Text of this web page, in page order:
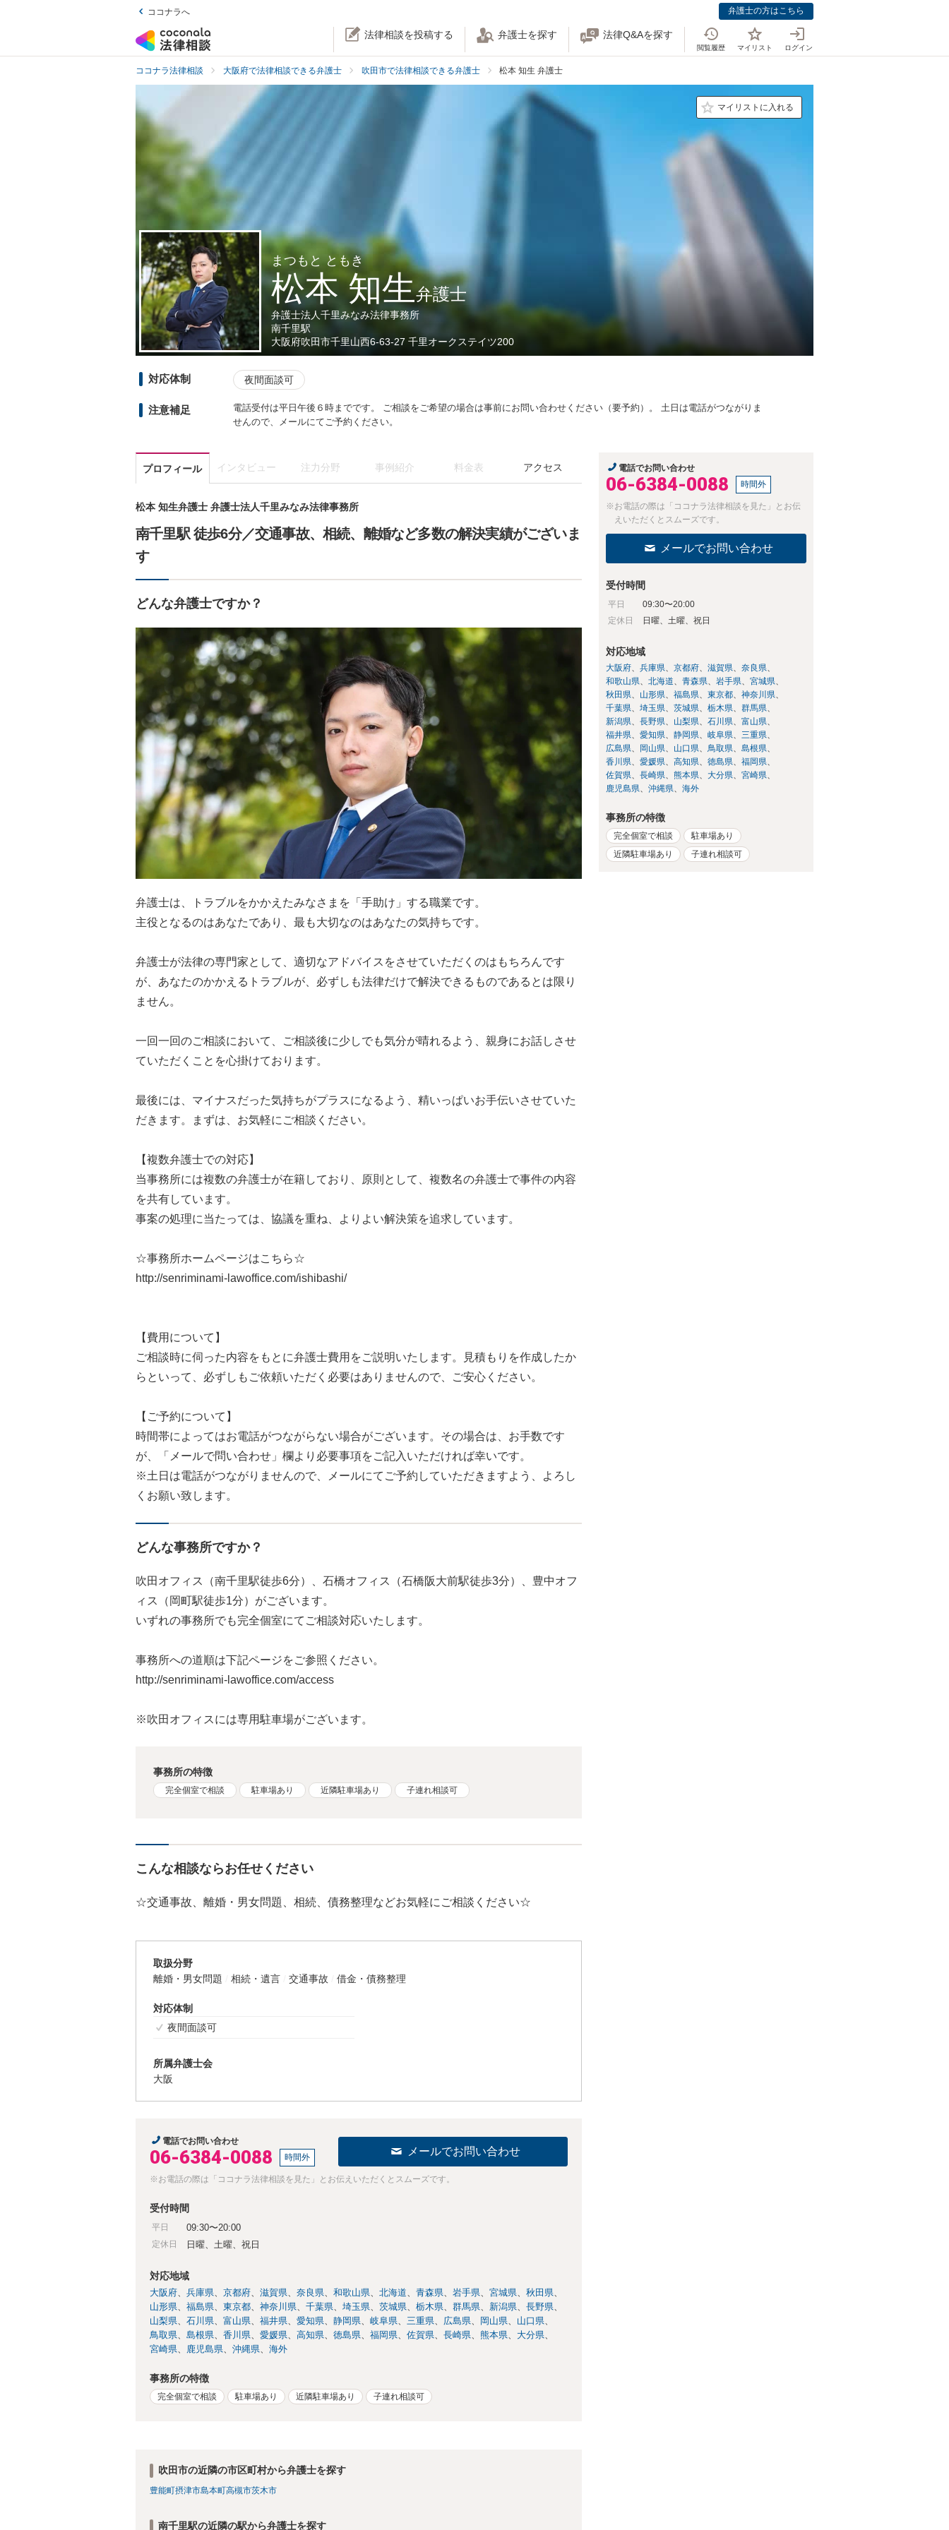
ココナラへ 弁護士の方はこちら
法律相談を投稿する 弁護士を探す 法律Q&Aを探す
閲覧履歴 マイリスト ログイン
ココナラ法律相談 大阪府で法律相談できる弁護士 吹田市で法律相談できる弁護士 松本 知生 弁護士
マイリストに入れる
まつもと ともき
松本 知生弁護士
弁護士法人千里みなみ法律事務所
南千里駅
大阪府吹田市千里山西6-63-27 千里オークステイツ200
対応体制 夜間面談可
注意補足
電話受付は平日午後６時までです。 ご相談をご希望の場合は事前にお問い合わせください（要予約）。 土日は電話がつながりま
せんので、メールにてご予約ください。
プロフィール インタビュー 注力分野 事例紹介 料金表 アクセス
松本 知生弁護士 弁護士法人千里みなみ法律事務所
南千里駅 徒歩6分／交通事故、相続、離婚など多数の解決実績がございま
す
どんな弁護士ですか？
弁護士は、トラブルをかかえたみなさまを「手助け」する職業です。
主役となるのはあなたであり、最も大切なのはあなたの気持ちです。
弁護士が法律の専門家として、適切なアドバイスをさせていただくのはもちろんです
が、あなたのかかえるトラブルが、必ずしも法律だけで解決できるものであるとは限り
ません。
一回一回のご相談において、ご相談後に少しでも気分が晴れるよう、親身にお話しさせ
ていただくことを心掛けております。
最後には、マイナスだった気持ちがプラスになるよう、精いっぱいお手伝いさせていた
だきます。まずは、お気軽にご相談ください。
【複数弁護士での対応】
当事務所には複数の弁護士が在籍しており、原則として、複数名の弁護士で事件の内容
を共有しています。
事案の処理に当たっては、協議を重ね、よりよい解決策を追求しています。
☆事務所ホームページはこちら☆
http://senriminami-lawoffice.com/ishibashi/
【費用について】
ご相談時に伺った内容をもとに弁護士費用をご説明いたします。見積もりを作成したか
らといって、必ずしもご依頼いただく必要はありませんので、ご安心ください。
【ご予約について】
時間帯によってはお電話がつながらない場合がございます。その場合は、お手数です
が、「メールで問い合わせ」欄より必要事項をご記入いただければ幸いです。
※土日は電話がつながりませんので、メールにてご予約していただきますよう、よろし
くお願い致します。
どんな事務所ですか？
吹田オフィス（南千里駅徒歩6分）、石橋オフィス（石橋阪大前駅徒歩3分）、豊中オフ
ィス（岡町駅徒歩1分）がございます。
いずれの事務所でも完全個室にてご相談対応いたします。
事務所への道順は下記ページをご参照ください。
http://senriminami-lawoffice.com/access
※吹田オフィスには専用駐車場がございます。
事務所の特徴
完全個室で相談 駐車場あり 近隣駐車場あり 子連れ相談可
こんな相談ならお任せください
☆交通事故、離婚・男女問題、相続、債務整理などお気軽にご相談ください☆
取扱分野
離婚・男女問題
相続・遺言 交通事故 借金・債務整理
対応体制
夜間面談可
所属弁護士会
大阪
電話でお問い合わせ
06-6384-0088 時間外 メールでお問い合わせ
※お電話の際は「ココナラ法律相談を見た」とお伝えいただくとスムーズです。
受付時間
平日 09:30〜20:00
定休日 日曜、土曜、祝日
対応地域
大阪府 兵庫県 京都府 滋賀県 奈良県 和歌山県 北海道 青森県 岩手県 宮城県
秋田県
山形県
福島県 東京都 神奈川県 千葉県 埼玉県 茨城県 栃木県 群馬県 新潟県
長野県
山梨県
石川県 富山県 福井県 愛知県 静岡県 岐阜県 三重県 広島県 岡山県
山口県
鳥取県
島根県 香川県 愛媛県 高知県 徳島県 福岡県 佐賀県 長崎県 熊本県
大分県
宮崎県
鹿児島県 沖縄県 海外
事務所の特徴
完全個室で相談 駐車場あり 近隣駐車場あり 子連れ相談可
吹田市の近隣の市区町村から弁護士を探す
豊能町摂津市島本町高槻市茨木市
南千里駅の近隣の駅から弁護士を探す
電話でお問い合わせ
06-6384-0088 時間外
※お電話の際は「ココナラ法律相談を見た」とお伝
えいただくとスムーズです。
メールでお問い合わせ
受付時間
平日
09:30〜20:00
定休日
日曜、土曜、祝日
対応地域
大阪府 兵庫県 京都府 滋賀県
奈良県
和歌山県
北海道 青森県 岩手県
宮城県
秋田県
山形県 福島県 東京都
神奈川県
千葉県
埼玉県 茨城県 栃木県
群馬県
新潟県
長野県 山梨県 石川県
富山県
福井県
愛知県 静岡県 岐阜県
三重県
広島県
岡山県 山口県 鳥取県
島根県
香川県
愛媛県 高知県 徳島県
福岡県
佐賀県
長崎県 熊本県 大分県
宮崎県
鹿児島県
沖縄県 海外
事務所の特徴
完全個室で相談
駐車場あり
近隣駐車場あり
子連れ相談可